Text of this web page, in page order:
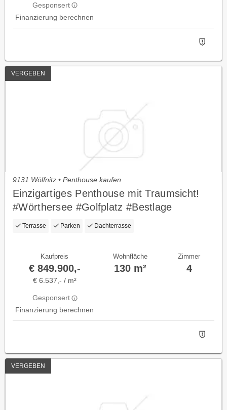
Gesponsert
Finanzierung berechnen
VERGEBEN
9131 Wölfnitz • Penthouse kaufen
Einzigartiges Penthouse mit Traumsicht!
#Wörthersee #Golfplatz #Bestlage
Terrasse Parken Dachterrasse
Kaufpreis
€ 849.900,-
€ 6.537,- / m²
Gesponsert
Finanzierung berechnen
Wohnfläche
130 m²
Zimmer
4
VERGEBEN